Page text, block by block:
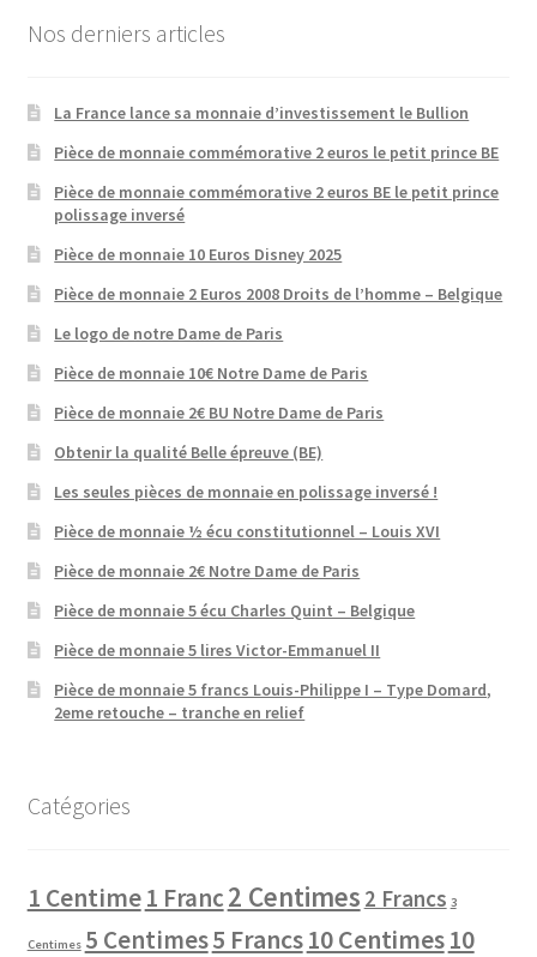
Nos derniers articles
La France lance sa monnaie d’investissement le Bullion
Pièce de monnaie commémorative 2 euros le petit prince BE
Pièce de monnaie commémorative 2 euros BE le petit prince
polissage inversé
Pièce de monnaie 10 Euros Disney 2025
Pièce de monnaie 2 Euros 2008 Droits de l’homme – Belgique
Le logo de notre Dame de Paris
Pièce de monnaie 10€ Notre Dame de Paris
Pièce de monnaie 2€ BU Notre Dame de Paris
Obtenir la qualité Belle épreuve (BE)
Les seules pièces de monnaie en polissage inversé !
Pièce de monnaie ½ écu constitutionnel – Louis XVI
Pièce de monnaie 2€ Notre Dame de Paris
Pièce de monnaie 5 écu Charles Quint – Belgique
Pièce de monnaie 5 lires Victor-Emmanuel II
Pièce de monnaie 5 francs Louis-Philippe I – Type Domard,
2eme retouche – tranche en relief
Catégories
1 Centime1 Franc2 Centimes 2 Francs 3
Centimes 5 Centimes5 Francs10 Centimes10